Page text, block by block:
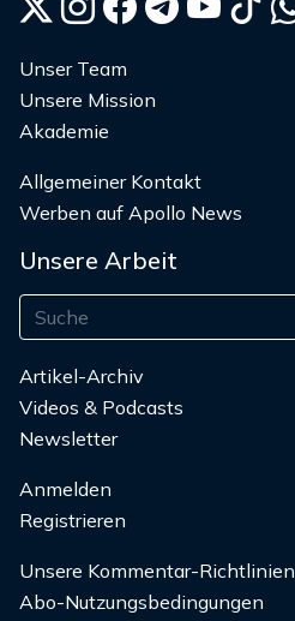
Unser Team
Unsere Mission
Akademie
Allgemeiner Kontakt
Werben auf Apollo News
Unsere Arbeit
Artikel-Archiv
Videos & Podcasts
Newsletter
Anmelden
Registrieren
Unsere Kommentar-Richtlinien
Abo-Nutzungsbedingungen